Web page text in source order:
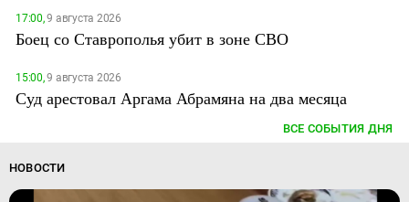
17:00,9 августа 2026
Боец со Ставрополья убит в зоне СВО
15:00,9 августа 2026
Суд арестовал Аргама Абрамяна на два месяца
ВСЕ СОБЫТИЯ ДНЯ
НОВОСТИ